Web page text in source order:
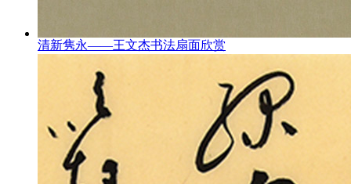
清新隽永——王文杰书法扇面欣赏